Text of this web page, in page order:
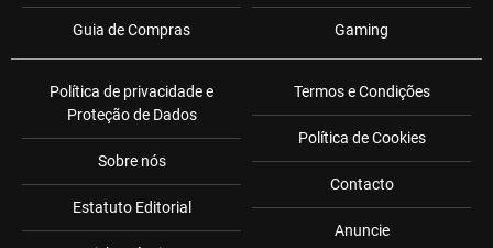
Guia de Compras Gaming
Política de privacidade e
Proteção de Dados
Sobre nós
Estatuto Editorial
Termos e Condições
Política de Cookies
Contacto
Anuncie